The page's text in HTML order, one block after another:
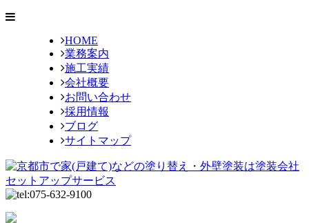
HOME
業務案内
施工実績
会社概要
お問い合わせ
採用情報
ブログ
サイトマップ